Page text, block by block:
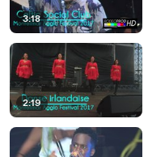
3:18
2:19